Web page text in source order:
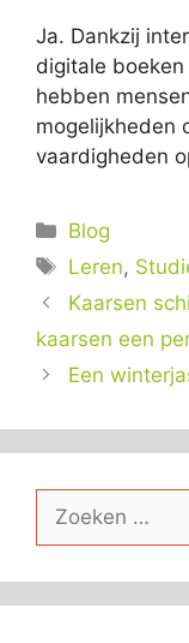
Ja. Dankzij
digitale
hebben
mogelijkheden
vaardigheden
Categorieën
Blog
Tags
Leren,
Kaarsen
kaarsen een
Een
Zoek